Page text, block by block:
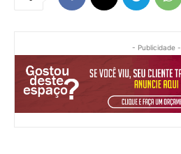
- Publicidade -